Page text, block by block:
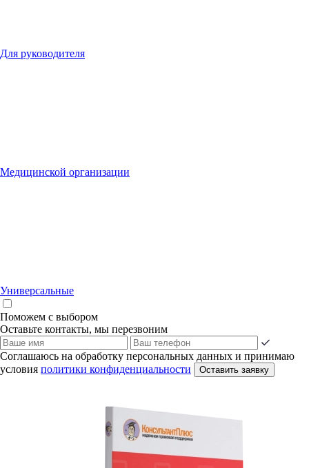
Для руководителя
Медицинской организации
Универсальные
Поможем с выбором
Оставьте контакты, мы перезвоним
Соглашаюсь на обработку персональных данных и принимаю
условия политики конфиденциальности Оставить заявку